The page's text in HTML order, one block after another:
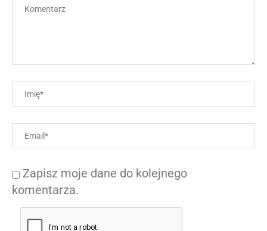
Zapisz moje dane do kolejnego
komentarza.